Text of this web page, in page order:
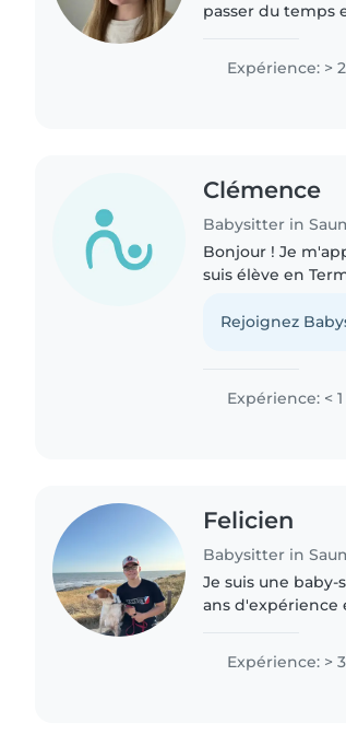
passer du temps
même les nourrir..
Expérience: >
Clémence
Babysitter in
Bonjour ! Je
suis élève en
patiente,
Rejoignez
Expérience: <
Felicien
Babysitter in
Je suis une
ans
terminale dans..
Expérience: >